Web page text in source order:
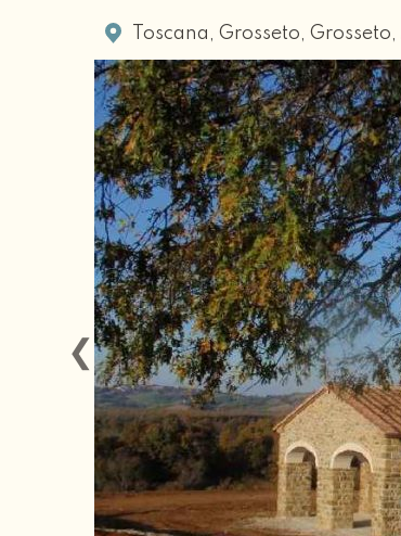
Toscana , Grosseto, Grosseto,